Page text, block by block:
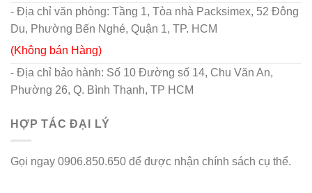
- Địa chỉ văn phòng: Tầng 1, Tòa nhà Packsimex, 52 Đông
Du, Phường Bến Nghé, Quận 1, TP. HCM
(Không bán Hàng)
- Địa chỉ bảo hành: Số 10 Đường số 14, Chu Văn An,
Phường 26, Q. Bình Thạnh, TP HCM
HỢP TÁC ĐẠI LÝ
Gọi ngay 0906.850.650 để được nhận chính sách cụ thể.